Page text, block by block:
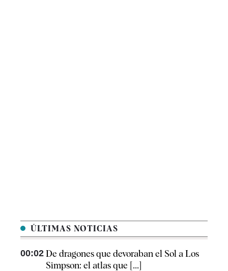
ÚLTIMAS NOTICIAS
00:02 De dragones que devoraban el Sol a Los
Simpson: el atlas que [...]